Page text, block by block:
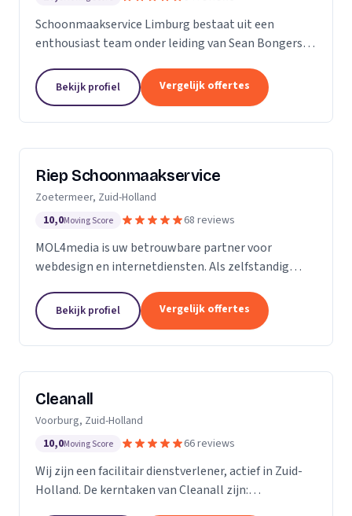
Schoonmaakservice Limburg bestaat uit een
enthousiast team onder leiding van Sean Bongers,
een aantal jaren in de schoonmaakbranche
werkzaam te...
Bekijk profiel Vergelijk offertes
Riep Schoonmaakservice
Zoetermeer, Zuid-Holland
10,0Moving Score 68 reviews
MOL4media is uw betrouwbare partner voor
webdesign en internetdiensten. Als zelfstandig
Content Management Systeem Joomla, zet ik, Ton
van der Helm,...
Bekijk profiel Vergelijk offertes
Cleanall
Voorburg, Zuid-Holland
10,0Moving Score 66 reviews
Wij zijn een facilitair dienstverlener, actief in Zuid-
Holland. De kerntaken van Cleanall zijn: